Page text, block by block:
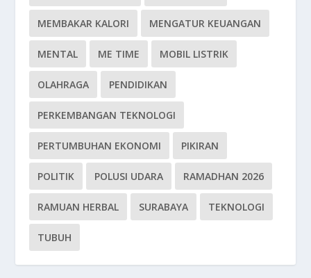
MEMBAKAR KALORI MENGATUR KEUANGAN
MENTAL ME TIME MOBIL LISTRIK
OLAHRAGA PENDIDIKAN
PERKEMBANGAN TEKNOLOGI
PERTUMBUHAN EKONOMI PIKIRAN
POLITIK POLUSI UDARA RAMADHAN 2026
RAMUAN HERBAL SURABAYA TEKNOLOGI
TUBUH